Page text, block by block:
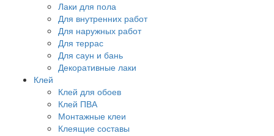
Лаки для пола
Для внутренних работ
Для наружных работ
Для террас
Для саун и бань
Декоративные лаки
Клей
Клей для обоев
Клей ПВА
Монтажные клеи
Клеящие составы